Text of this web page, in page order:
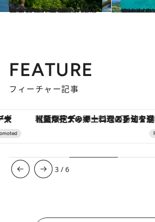
2020.7.18
自然豊かな南伊豆へ移住した女性たち 憧れのサステナブルな暮らしとは
旅＆お出かけ 車でわたる沖縄の離島・古宇
旅＆お出
FEATURE
フィーチャー記事
【夏限定ディナーコース】旬を迎える稚鮎や花ズッキーニなどをイタリア・トスカーナの郷土料理の手法で満
3 /6